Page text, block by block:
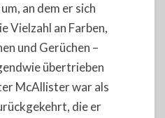
an dem er sich
Vielzahl an Farben,
und Gerüchen –
übertrieben
McAllister war als
die er